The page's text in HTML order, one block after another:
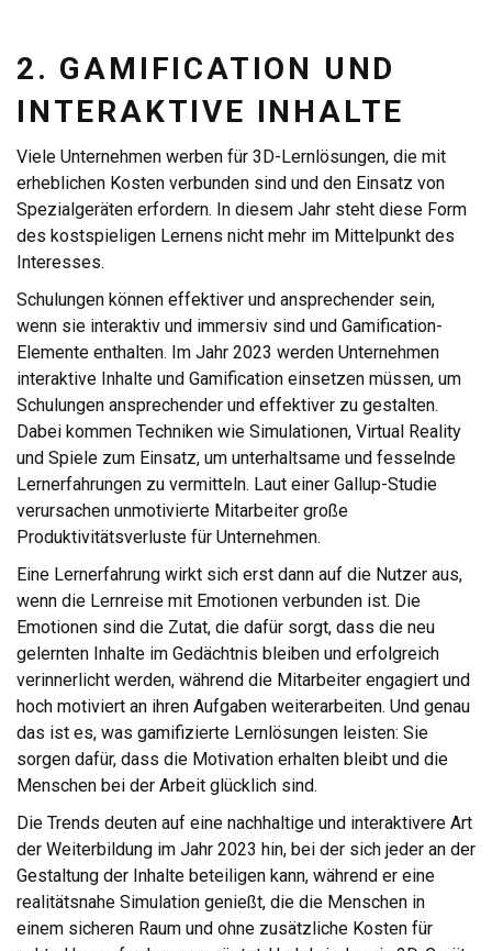
2. GAMIFICATION UND
INTERAKTIVE INHALTE
Viele Unternehmen werben für 3D-Lernlösungen, die mit
erheblichen Kosten verbunden sind und den Einsatz von
Spezialgeräten erfordern. In diesem Jahr steht diese Form
des kostspieligen Lernens nicht mehr im Mittelpunkt des
Interesses.
Schulungen können effektiver und ansprechender sein,
wenn sie interaktiv und immersiv sind und Gamification-
Elemente enthalten. Im Jahr 2023 werden Unternehmen
interaktive Inhalte und Gamification einsetzen müssen, um
Schulungen ansprechender und effektiver zu gestalten.
Dabei kommen Techniken wie Simulationen, Virtual Reality
und Spiele zum Einsatz, um unterhaltsame und fesselnde
Lernerfahrungen zu vermitteln. Laut einer Gallup-Studie
verursachen unmotivierte Mitarbeiter große
Produktivitätsverluste für Unternehmen.
Eine Lernerfahrung wirkt sich erst dann auf die Nutzer aus,
wenn die Lernreise mit Emotionen verbunden ist. Die
Emotionen sind die Zutat, die dafür sorgt, dass die neu
gelernten Inhalte im Gedächtnis bleiben und erfolgreich
verinnerlicht werden, während die Mitarbeiter engagiert und
hoch motiviert an ihren Aufgaben weiterarbeiten. Und genau
das ist es, was gamifizierte Lernlösungen leisten: Sie
sorgen dafür, dass die Motivation erhalten bleibt und die
Menschen bei der Arbeit glücklich sind.
Die Trends deuten auf eine nachhaltige und interaktivere Art
der Weiterbildung im Jahr 2023 hin, bei der sich jeder an der
Gestaltung der Inhalte beteiligen kann, während er eine
realitätsnahe Simulation genießt, die die Menschen in
einem sicheren Raum und ohne zusätzliche Kosten für